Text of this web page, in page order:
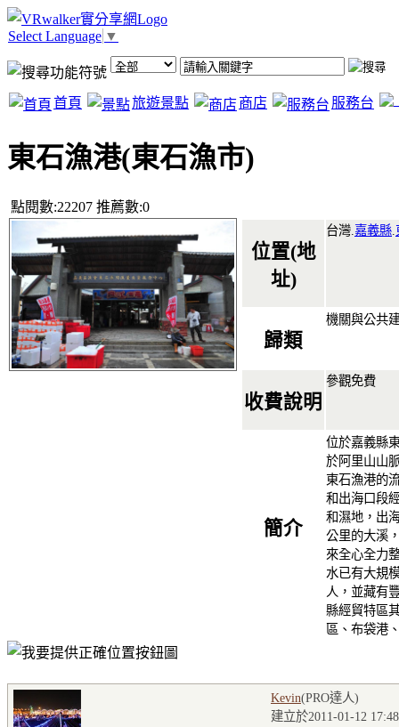
Select Language ▼
首頁 旅遊景點 商店 服務台
東石漁港(東石漁市)
點閱數:22207 推薦數:0
位置(地
址)
台灣. 嘉義縣
歸類
機關與公共
收費說明
參觀免費
簡介
位於嘉義縣
於阿里山山
東石漁港的
和出海口段
和濕地，出
公里的大溪
來全心全力
水已有大規
人，並藏有
縣經貿特區
區、布袋港
Kevin(PRO達人)
建立於2011-01-12